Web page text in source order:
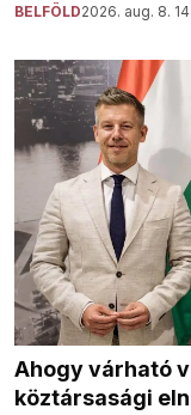
BELFÖLD2026. aug. 8.
Ahogy várható
köztársasági